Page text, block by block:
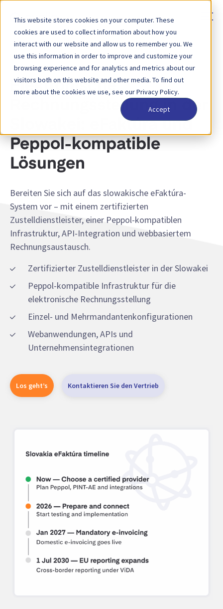
This website stores cookies on your computer. These
cookies are used to collect information about how you
interact with our website and allow us to remember you. We
use this information in order to improve and customize your
browsing experience and for analytics and metrics about our
visitors both on this website and other media. To find out
more about the cookies we use, see our Privacy Policy.
Accept
SLOWAKEI – EFAKTÚRA-MANDAT
Elektronische
Rechnungsstellung in der
Slowakei: eFaktúra und
Peppol-kompatible
Lösungen
Bereiten Sie sich auf das slowakische eFaktúra-
System vor – mit einem zertifizierten
Zustelldienstleister, einer Peppol-kompatiblen
Infrastruktur, API-Integration und webbasiertem
Rechnungsaustausch.
Zertifizierter Zustelldienstleister in der Slowakei
Peppol-kompatible Infrastruktur für die
elektronische Rechnungsstellung
Einzel- und Mehrmandantenkonfigurationen
Webanwendungen, APIs und
Unternehmensintegrationen
Los geht’s Kontaktieren Sie den Vertrieb